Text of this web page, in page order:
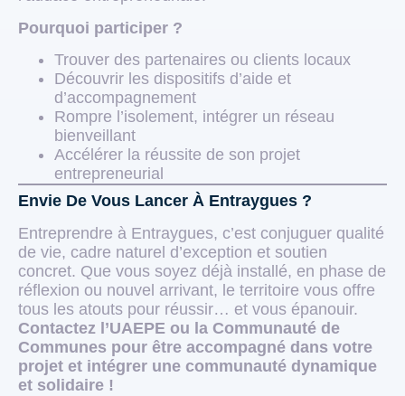
Pourquoi participer ?
Trouver des partenaires ou clients locaux
Découvrir les dispositifs d’aide et
d’accompagnement
Rompre l’isolement, intégrer un réseau
bienveillant
Accélérer la réussite de son projet
entrepreneurial
Envie De Vous Lancer À Entraygues ?
Entreprendre à Entraygues, c’est conjuguer qualité
de vie, cadre naturel d’exception et soutien
concret. Que vous soyez déjà installé, en phase de
réflexion ou nouvel arrivant, le territoire vous offre
tous les atouts pour réussir… et vous épanouir.
Contactez l’UAEPE ou la Communauté de
Communes pour être accompagné dans votre
projet et intégrer une communauté dynamique
et solidaire !